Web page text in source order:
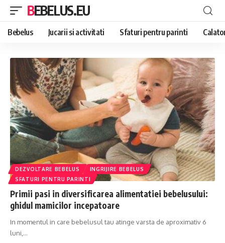
BEBELUS.EU
Bebelus Jucarii si activitati Sfaturi pentru parinti
DEZVOLTARE BEBELUS
INGRIJIRE BEBELUS
SFATURI PENTRU PARINTI
Primii pasi in diversificarea alimentatiei bebelusului:
ghidul mamicilor incepatoare
In momentul in care bebelusul tau atinge varsta de aproximativ 6
luni,…